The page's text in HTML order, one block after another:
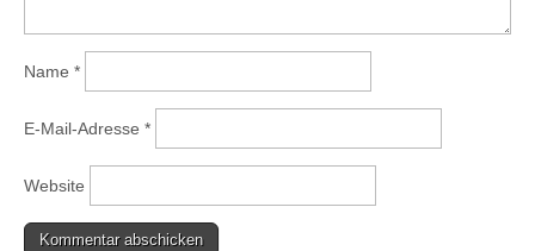
Name *
E-Mail-Adresse *
Website